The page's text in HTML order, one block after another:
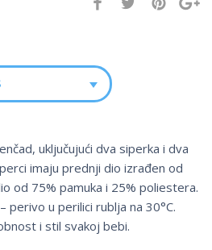
uključujući dva siperka i dva
imaju prednji dio izrađen od
od 75% pamuka i 25% poliestera.
perivo u perilici rublja na 30°C.
i stil svakoj bebi.